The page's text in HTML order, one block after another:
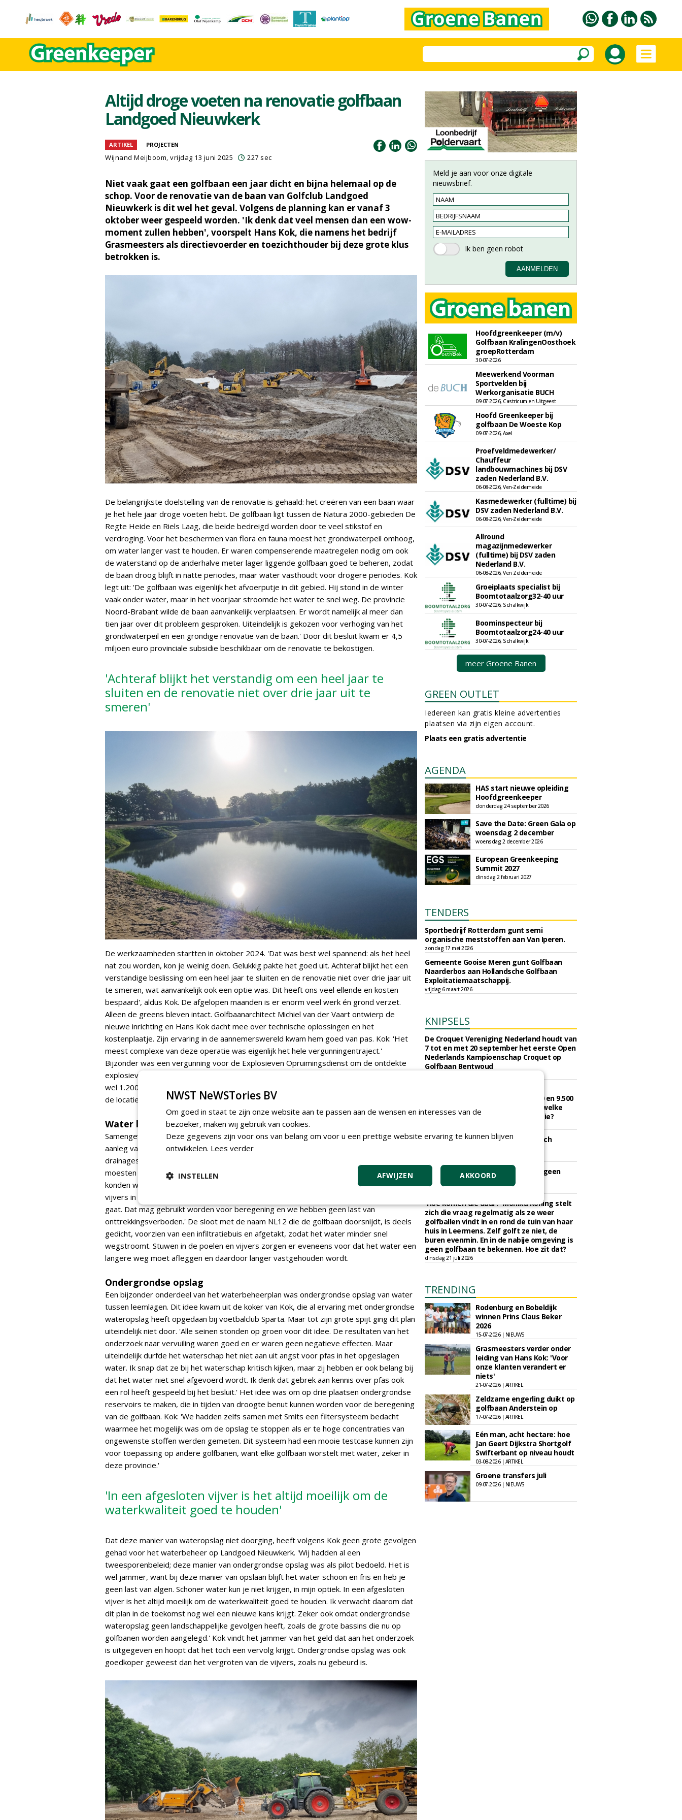
Altijd droge voeten na renovatie golfbaan
Landgoed Nieuwkerk
ARTIKEL PROJECTEN
Wijnand Meijboom, vrijdag 13 juni 2025 227 sec
Niet vaak gaat een golfbaan een jaar dicht en bijna helemaal op de
schop. Voor de renovatie van de baan van Golfclub Landgoed
Nieuwkerk is dit wel het geval. Volgens de planning kan er vanaf 3
oktober weer gespeeld worden. 'Ik denk dat veel mensen dan een wow-
moment zullen hebben', voorspelt Hans Kok, die namens het bedrijf
Grasmeesters als directievoerder en toezichthouder bij deze grote klus
betrokken is.
De belangrijkste doelstelling van de renovatie is gehaald: het creëren van een baan waar
je het hele jaar droge voeten hebt. De golfbaan ligt tussen de Natura 2000-gebieden De
Regte Heide en Riels Laag, die beide bedreigd worden door te veel stikstof en
verdroging. Voor het beschermen van flora en fauna moest het grondwaterpeil omhoog,
om water langer vast te houden. Er waren compenserende maatregelen nodig om ook
de waterstand op de anderhalve meter lager liggende golfbaan goed te beheren, zodat
de baan droog blijft in natte periodes, maar water vasthoudt voor drogere periodes. Kok
legt uit: 'De golfbaan was eigenlijk het afvoerputje in dit gebied. Hij stond in de winter
vaak onder water, maar in het voorjaar stroomde het water te snel weg. De provincie
Noord-Brabant wilde de baan aanvankelijk verplaatsen. Er wordt namelijk al meer dan
tien jaar over dit probleem gesproken. Uiteindelijk is gekozen voor verhoging van het
grondwaterpeil en een grondige renovatie van de baan.' Door dit besluit kwam er 4,5
miljoen euro provinciale subsidie beschikbaar om de renovatie te bekostigen.
'Achteraf blijkt het verstandig om een heel jaar te
sluiten en de renovatie niet over drie jaar uit te
smeren'
De werkzaamheden startten in oktober 2024. 'Dat was best wel spannend: als het heel
nat zou worden, kon je weinig doen. Gelukkig pakte het goed uit. Achteraf blijkt het een
verstandige beslissing om een heel jaar te sluiten en de renovatie niet over drie jaar uit
te smeren, wat aanvankelijk ook een optie was. Dit heeft ons veel ellende en kosten
bespaard', aldus Kok. De afgelopen maanden is er enorm veel werk én grond verzet.
Alleen de greens bleven intact. Golfbaanarchitect Michiel van der Vaart ontwierp de
nieuwe inrichting en Hans Kok dacht mee over technische oplossingen en het
kostenplaatje. Zijn ervaring in de aannemerswereld kwam hem goed van pas. Kok: 'Het
meest complexe van deze operatie was eigenlijk het hele vergunningentraject.'
Bijzonder was een vergunning voor de Explosieven Opruimingsdienst om de ontdekte
explosieven uit de Tweede Wereldoorlog in dit grensgebied op te ruimen. Kok: 'Er waren
wel 1.200 hits met metaaldetectoren. Dat waren natuurlijk niet allemaal bommen, maar
de locaties moesten wel allemaal voorzichtig benaderd worden. Dat was een flinke klus.'
Water langer vastgehouden
Samengevat zijn de belangrijkste werkzaamheden de ophoging van het terrein en de
aanleg van nieuwe watergangen, grotere vijvers en een nieuw beregenings- en
drainagesysteem. Hierbij moest veel grond verzet worden. De bestaande vijvers
moesten eerst geleegd worden via het riviertje de Poppelsche Leij voordat ze vergroot
konden worden. Bentonietmatten zorgen er nu voor dat het water niet meer vanuit de
vijvers in het grondwater kan komen. Kok: 'Het voordeel is dat het dus om eigen water
gaat. Dat mag gebruikt worden voor beregening en we hebben geen last van
onttrekkingsverboden.' De sloot met de naam NL12 die de golfbaan doorsnijdt, is deels
gedicht, voorzien van een infiltratiebuis en afgetakt, zodat het water minder snel
wegstroomt. Stuwen in de poelen en vijvers zorgen er eveneens voor dat het water een
langere weg moet afleggen en daardoor langer vastgehouden wordt.
Ondergrondse opslag
Een bijzonder onderdeel van het waterbeheerplan was ondergrondse opslag van water
tussen leemlagen. Dit idee kwam uit de koker van Kok, die al ervaring met ondergrondse
wateropslag heeft opgedaan bij voetbalclub Sparta. Maar tot zijn grote spijt ging dit plan
uiteindelijk niet door. 'Alle seinen stonden op groen voor dit idee. De resultaten van het
onderzoek naar vervuiling waren goed en er waren geen negatieve effecten. Maar
uiteindelijk durfde het waterschap het niet aan uit angst voor pfas in het opgeslagen
water. Ik snap dat ze bij het waterschap kritisch kijken, maar zij hebben er ook belang bij
dat het water niet snel afgevoerd wordt. Ik denk dat gebrek aan kennis over pfas ook
een rol heeft gespeeld bij het besluit.' Het idee was om op drie plaatsen ondergrondse
reservoirs te maken, die in tijden van droogte benut kunnen worden voor de beregening
van de golfbaan. Kok: 'We hadden zelfs samen met Smits een filtersysteem bedacht
waarmee het mogelijk was om de opslag te stoppen als er te hoge concentraties van
ongewenste stoffen werden gemeten. Dit systeem had een mooie testcase kunnen zijn
voor toepassing op andere golfbanen, want elke golfbaan worstelt met water, zeker in
deze provincie.'
'In een afgesloten vijver is het altijd moeilijk om de
waterkwaliteit goed te houden'
Dat deze manier van wateropslag niet doorging, heeft volgens Kok geen grote gevolgen
gehad voor het waterbeheer op Landgoed Nieuwkerk. 'Wij hadden al een
tweesporenbeleid; deze manier van ondergrondse opslag was als pilot bedoeld. Het is
wel jammer, want bij deze manier van opslaan blijft het water schoon en fris en heb je
geen last van algen. Schoner water kun je niet krijgen, in mijn optiek. In een afgesloten
vijver is het altijd moeilijk om de waterkwaliteit goed te houden. Ik verwacht daarom dat
dit plan in de toekomst nog wel een nieuwe kans krijgt. Zeker ook omdat ondergrondse
wateropslag geen landschappelijke gevolgen heeft, zoals de grote bassins die nu op
golfbanen worden aangelegd.' Kok vindt het jammer van het geld dat aan het onderzoek
is uitgegeven en hoopt dat het toch een vervolg krijgt. Ondergrondse opslag was ook
goedkoper geweest dan het vergroten van de vijvers, zoals nu gebeurd is.
Meld je aan voor onze digitale
nieuwsbrief.
Hoofdgreenkeeper (m/v)
Golfbaan KralingenOosthoek
groepRotterdam
30-07-2026
Meewerkend Voorman
Sportvelden bij
Werkorganisatie BUCH
09-07-2026, Castricum en Uitgeest
Hoofd Greenkeeper bij
golfbaan De Woeste Kop
09-07-2026, Axel
Proefveldmedewerker/
Chauffeur
landbouwmachines bij DSV
zaden Nederland B.V.
06-08-2026, Ven-Zelderheide
Kasmedewerker (fulltime) bij
DSV zaden Nederland B.V.
06-08-2026, Ven-Zelderheide
Allround
magazijnmedewerker
(fulltime) bij DSV zaden
Nederland B.V.
06-08-2026, Ven Zelderheide
Groeiplaats specialist bij
Boomtotaalzorg32-40 uur
30-07-2026, Schalkwijk
Boominspecteur bij
Boomtotaalzorg24-40 uur
30-07-2026, Schalkwijk
meer Groene Banen
GREEN OUTLET
Iedereen kan gratis kleine advertenties
plaatsen via zijn eigen account.
Plaats een gratis advertentie
AGENDA
HAS start nieuwe opleiding
Hoofdgreenkeeper
donderdag 24 september 2026
Save the Date: Green Gala op
woensdag 2 december
woensdag 2 december 2026
European Greenkeeping
Summit 2027
dinsdag 2 februari 2027
TENDERS
Sportbedrijf Rotterdam gunt semi
organische meststoffen aan Van Iperen.
zondag 17 mei 2026
Gemeente Gooise Meren gunt Golfbaan
Naarderbos aan Hollandsche Golfbaan
Exploitatiemaatschappij.
vrijdag 6 maart 2026
KNIPSELS
De Croquet Vereniging Nederland houdt van
7 tot en met 20 september het eerste Open
Nederlands Kampioenschap Croquet op
Golfbaan Bentwoud
Nederland in 2026 tussen de 321,50 en 9.500
euro. Waar betaal je het minst en welke
clubs vragen de hoogste contributie?
Op Ameland gaan golf en ecologisch
Robotmaaiers op de golfbaan zijn geen
toekomstmuziek meer
'Hoe komen die daar?' Monika Koning stelt
zich die vraag regelmatig als ze weer
golfballen vindt in en rond de tuin van haar
huis in Leermens. Zelf golft ze niet, de
buren evenmin. En in de nabije omgeving is
geen golfbaan te bekennen. Hoe zit dat?
dinsdag 21 juli 2026
TRENDING
Rodenburg en Bobeldijk
winnen Prins Claus Beker
2026
15-07-2026 | NIEUWS
Grasmeesters verder onder
leiding van Hans Kok: 'Voor
onze klanten verandert er
niets'
21-07-2026 | ARTIKEL
Zeldzame engerling duikt op
golfbaan Anderstein op
17-07-2026 | ARTIKEL
Eén man, acht hectare: hoe
Jan Geert Dijkstra Shortgolf
Swifterbant op niveau houdt
03-08-2026 | ARTIKEL
Groene transfers juli
09-07-2026 | NIEUWS
NWST NeWSTories BV
Om goed in staat te zijn onze website aan te passen aan de wensen en interesses van de
bezoeker, maken wij gebruik van cookies.
Deze gegevens zijn voor ons van belang om voor u een prettige website ervaring te kunnen blijven
ontwikkelen. Lees verder
AKKOORD
AFWIJZEN
INSTELLEN